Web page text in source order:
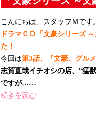
こんにちは、スタッフＭです
ドラマＣＤ「文豪シリーズ
た！
今回は第3話、『文豪、グル
志賀直哉イチオシの店、“猛
ですが……
続きを読む